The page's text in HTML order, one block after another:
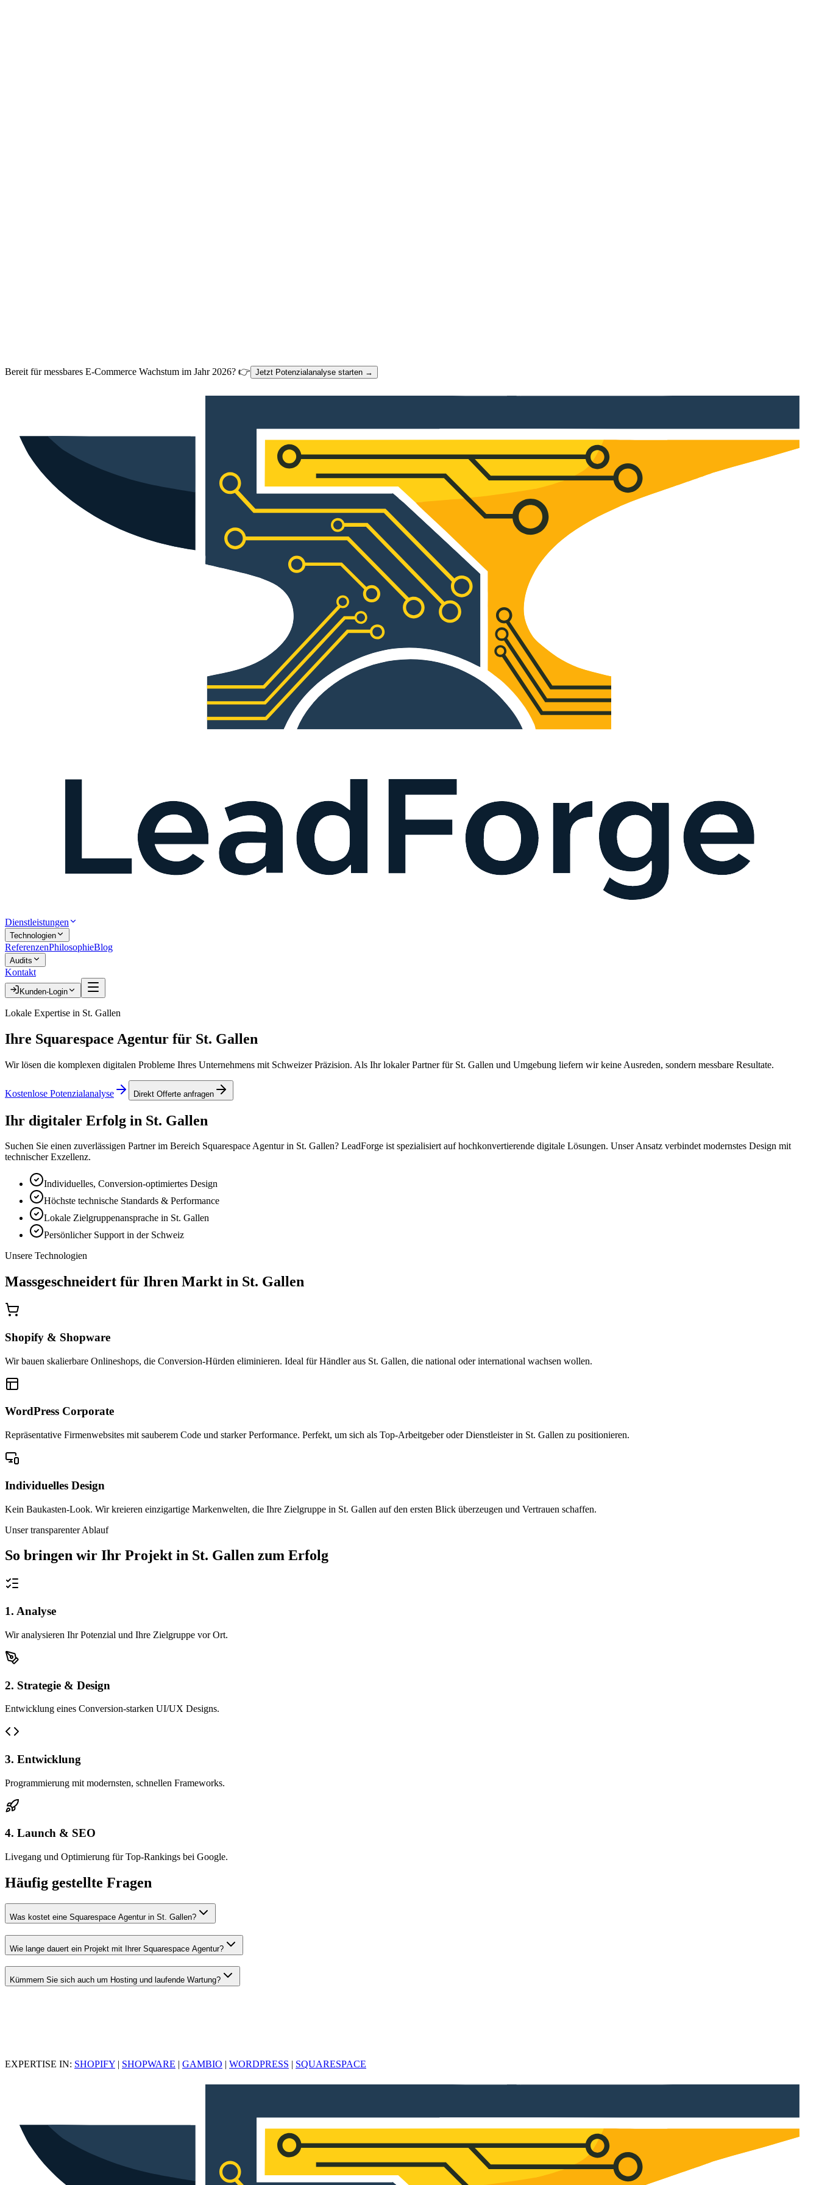
Bereit für messbares E-Commerce Wachstum im Jahr 2026? 👉 Jetzt Potenzialanalyse starten →
Dienstleistungen
Technologien
ReferenzenPhilosophieBlog
Audits
Kontakt
Kunden-Login
Lokale Expertise in St. Gallen
Ihre Squarespace Agentur für St. Gallen
Wir lösen die komplexen digitalen Probleme Ihres Unternehmens mit Schweizer Präzision. Als Ihr lokaler Partner für St. Gallen und Umgebung liefern wir keine Ausreden, sondern messbare Resultate.
Kostenlose Potenzialanalyse Direkt Offerte anfragen
Ihr digitaler Erfolg in St. Gallen
Suchen Sie einen zuverlässigen Partner im Bereich Squarespace Agenturin St. Gallen? LeadForge ist spezialisiert auf hochkonvertierende digitale Lösungen. Unser Ansatz verbindet modernstes Design mit
technischer Exzellenz.
Individuelles, Conversion-optimiertes Design
Höchste technische Standards & Performance
Lokale Zielgruppenansprache in St. Gallen
Persönlicher Support in der Schweiz
Unsere Technologien
Massgeschneidert für Ihren Markt in St. Gallen
Shopify & Shopware
Wir bauen skalierbare Onlineshops, die Conversion-Hürden eliminieren. Ideal für Händler aus St. Gallen, die national oder international wachsen wollen.
WordPress Corporate
Repräsentative Firmenwebsites mit sauberem Code und starker Performance. Perfekt, um sich als Top-Arbeitgeber oder Dienstleister in St. Gallen zu positionieren.
Individuelles Design
Kein Baukasten-Look. Wir kreieren einzigartige Markenwelten, die Ihre Zielgruppe in St. Gallen auf den ersten Blick überzeugen und Vertrauen schaffen.
Unser transparenter Ablauf
So bringen wir Ihr Projekt in St. Gallen zum Erfolg
1. Analyse
Wir analysieren Ihr Potenzial und Ihre Zielgruppe vor Ort.
2. Strategie & Design
Entwicklung eines Conversion-starken UI/UX Designs.
3. Entwicklung
Programmierung mit modernsten, schnellen Frameworks.
4. Launch & SEO
Livegang und Optimierung für Top-Rankings bei Google.
Häufig gestellte Fragen
Was kostet eine Squarespace Agentur in St. Gallen?
Wie lange dauert ein Projekt mit Ihrer Squarespace Agentur?
Kümmern Sie sich auch um Hosting und laufende Wartung?
EXPERTISE IN: SHOPIFY | SHOPWARE | GAMBIO | WORDPRESS | SQUARESPACE